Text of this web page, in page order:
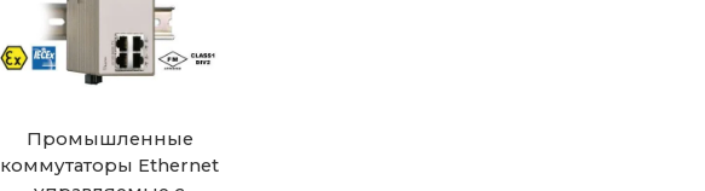
Промышленные
коммутаторы Ethernet